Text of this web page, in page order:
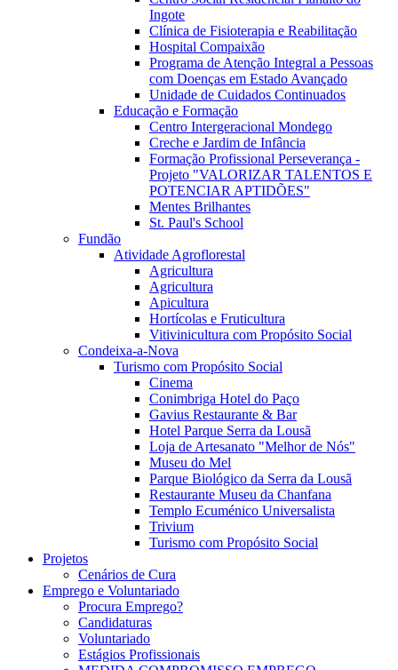
Ingote
Clínica de Fisioterapia e Reabilitação
Hospital Compaixão
Programa de Atenção Integral a Pessoas
com Doenças em Estado Avançado
Unidade de Cuidados Continuados
Educação e Formação
Centro Intergeracional Mondego
Creche e Jardim de Infância
Formação Profissional Perseverança -
Projeto "VALORIZAR TALENTOS E
POTENCIAR APTIDÕES"
Mentes Brilhantes
St. Paul's School
Fundão
Atividade Agroflorestal
Agricultura
Agricultura
Apicultura
Hortícolas e Fruticultura
Vitivinicultura com Propósito Social
Condeixa-a-Nova
Turismo com Propósito Social
Cinema
Conimbriga Hotel do Paço
Gavius Restaurante & Bar
Hotel Parque Serra da Lousã
Loja de Artesanato "Melhor de Nós"
Museu do Mel
Parque Biológico da Serra da Lousã
Restaurante Museu da Chanfana
Templo Ecuménico Universalista
Trivium
Turismo com Propósito Social
Projetos
Cenários de Cura
Emprego e Voluntariado
Procura Emprego?
Candidaturas
Voluntariado
Estágios Profissionais